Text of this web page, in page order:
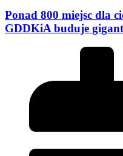
Ponad 800 miejsc dla
GDDKiA buduje